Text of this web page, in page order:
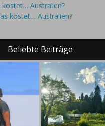
kostet… Australien?
kostet… Australien?
Beliebte Beiträge